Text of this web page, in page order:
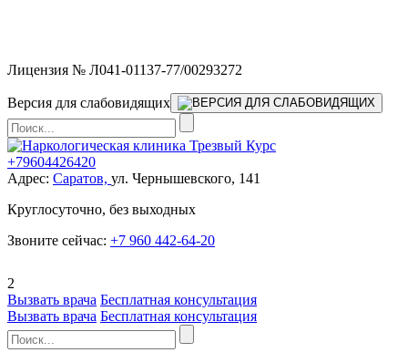
Лицензия № Л041-01137-77/00293272
Версия для слабовидящих
+79604426420
Адрес: Саратов, ул. Чернышевского, 141
Круглосуточно, без выходных
Звоните сейчас: +7 960 442-64-20
2
Вызвать врача Бесплатная консультация
Вызвать врача Бесплатная консультация